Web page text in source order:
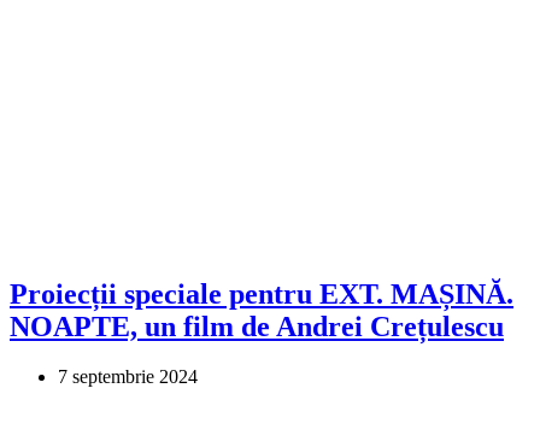
Proiecții speciale pentru EXT. MAȘINĂ.
NOAPTE, un film de Andrei Crețulescu
7 septembrie 2024